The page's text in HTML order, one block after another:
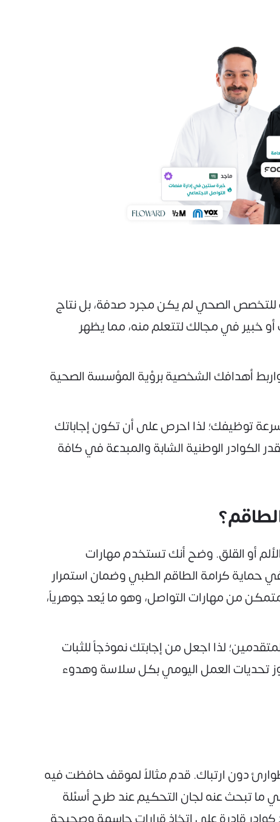
للتخصص الصحي لم يكن مجرد صدفة، بل نتاج
خبير في مجالك لتتعلم منه، مما يظهر
أهدافك الشخصية برؤية المؤسسة الصحية
توظيفك؛ لذا احرص على أن تكون إجاباتك
الوطنية الشابة والمبدعة في كافة
أو القلق. وضح أنك تستخدم مهارات
في حماية كرامة الطاقم الطبي وضمان استمرار
من مهارات التواصل، وهو ما يُعد جوهرياً،
لذا اجعل من إجابتك نموذجاً للثبات
تحديات العمل اليومي بكل سلاسة وهدوء
دون ارتباك. قدم مثالاً لموقف حافظت فيه
ما تبحث عنه لجان التحكيم عند طرح أسئلة